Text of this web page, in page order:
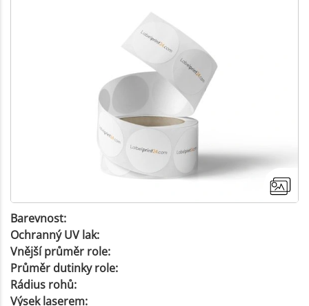
Barevnost:
Ochranný UV lak:
Vnější průměr role:
Průměr dutinky role:
Rádius rohů:
Výsek laserem: